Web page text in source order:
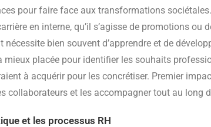
pour faire face aux transformations
en interne, qu’il s’agisse de promotions ou
bien souvent d’apprendre et de
mieux placée pour identifier les souhaits
à acquérir pour les concrétiser. Premier
collaborateurs et les accompagner tout au long
et les processus RH